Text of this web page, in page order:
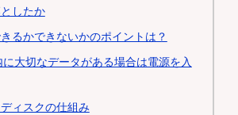
したか
るかできないかのポイントは？
大切なデータがある場合は電源を入
ィスクの仕組み